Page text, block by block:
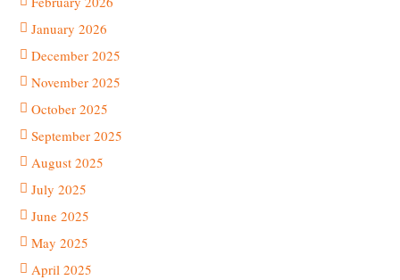
January 2026
December 2025
November 2025
October 2025
September 2025
August 2025
July 2025
June 2025
May 2025
April 2025